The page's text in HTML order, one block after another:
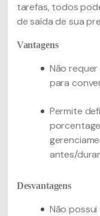
tarefas, todos
de saída de sua
Vantagens
Não
para
Permite
antes/
Desvantagens
Não